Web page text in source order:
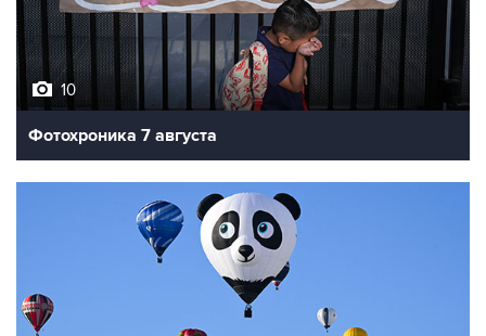
10
Фотохроника 7 августа